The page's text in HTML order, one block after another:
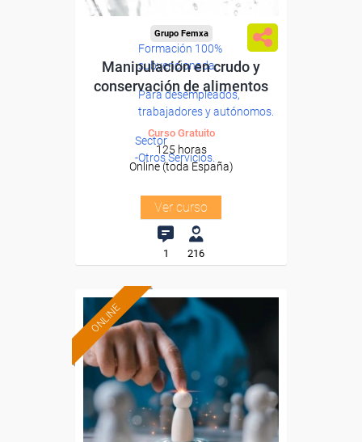
Formación 100%
subvencionada.
Para desempleados,
trabajadores y autónomos.
Sector
-Otros Servicios.
Grupo Femxa
Manipulación en crudo y
conservación de alimentos
Curso Gratuito
125 horas
Online (toda España)
Ver curso
1 216
ONLINE